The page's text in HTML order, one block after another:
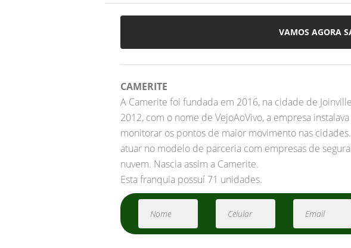
VAMOS AGORA
CAMERITE
A Camerite foi fundada em 2016, na cidade de
2012, com o nome de VejoAoVivo, a empresa
monitorar os pontos de maior movimento nas
atuar no modelo de parceria com empresas de
nuvem. Nascia assim a Camerite.
Esta franquia possuí 71 unidades.